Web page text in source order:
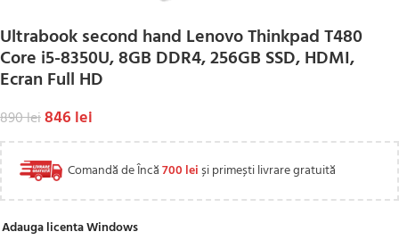
Ultrabook second hand Lenovo Thinkpad T480
Core i5-8350U, 8GB DDR4, 256GB SSD, HDMI,
Ecran Full HD
890lei846 lei
Comandă de Încă700 leiși primești livrare gratuită
Adauga licenta Windows